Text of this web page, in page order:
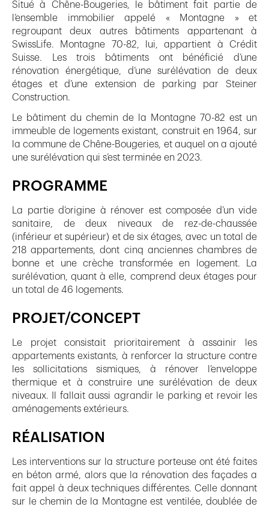
Situé à Chêne-Bougeries, le bâtiment fait partie de
l’ensemble immobilier appelé « Montagne » et
regroupant deux autres bâtiments appartenant à
SwissLife. Montagne 70-82, lui, appartient à Crédit
Suisse. Les trois bâtiments ont bénéficié d’une
rénovation énergétique, d’une surélévation de deux
étages et d’une extension de parking par Steiner
Construction.
Le bâtiment du chemin de la Montagne 70-82 est un
immeuble de logements existant, construit en 1964, sur
la commune de Chêne-Bougeries, et auquel on a ajouté
une surélévation qui s’est terminée en 2023.
PROGRAMME
La partie d’origine à rénover est composée d’un vide
sanitaire, de deux niveaux de rez-de-chaussée
(inférieur et supérieur) et de six étages, avec un total de
218 appartements, dont cinq anciennes chambres de
bonne et une crèche transformée en logement. La
surélévation, quant à elle, comprend deux étages pour
un total de 46 logements.
PROJET/CONCEPT
Le projet consistait prioritairement à assainir les
appartements existants, à renforcer la structure contre
les sollicitations sismiques, à rénover l’enveloppe
thermique et à construire une surélévation de deux
niveaux. Il fallait aussi agrandir le parking et revoir les
aménagements extérieurs.
RÉALISATION
Les interventions sur la structure porteuse ont été faites
en béton armé, alors que la rénovation des façades a
fait appel à deux techniques différentes. Celle donnant
sur le chemin de la Montagne est ventilée, doublée de